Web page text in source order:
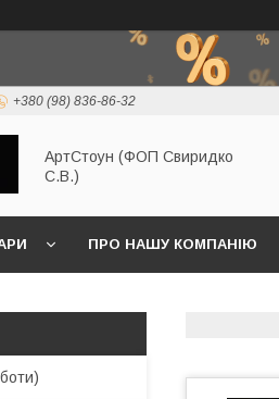
+380 (98) 836-86-32
АртСтоун (ФОП Свиридко
С.В.)
ПРО НАШУ КОМПАНІЮ